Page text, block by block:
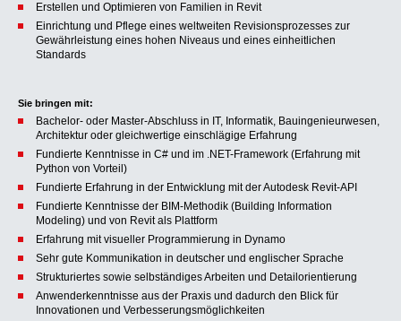
Erstellen und Optimieren von Familien in Revit
Einrichtung und Pflege eines weltweiten Revisionsprozesses zur
Gewährleistung eines hohen Niveaus und eines einheitlichen
Standards
Sie bringen mit:
Bachelor- oder Master-Abschluss in IT, Informatik, Bauingenieurwesen,
Architektur oder gleichwertige einschlägige Erfahrung
Fundierte Kenntnisse in C# und im .NET-Framework (Erfahrung mit
Python von Vorteil)
Fundierte Erfahrung in der Entwicklung mit der Autodesk Revit-API
Fundierte Kenntnisse der BIM-Methodik (Building Information
Modeling) und von Revit als Plattform
Erfahrung mit visueller Programmierung in Dynamo
Sehr gute Kommunikation in deutscher und englischer Sprache
Strukturiertes sowie selbständiges Arbeiten und Detailorientierung
Anwenderkenntnisse aus der Praxis und dadurch den Blick für
Innovationen und Verbesserungsmöglichkeiten